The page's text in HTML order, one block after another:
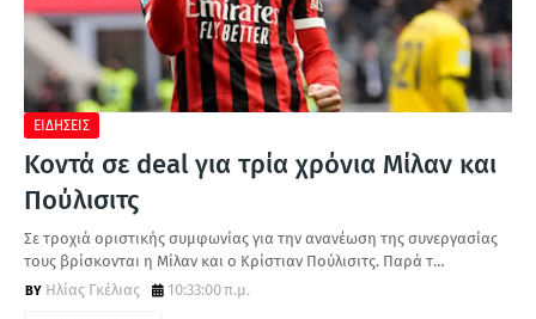
ΕΙΔΗΣΕΙΣ
Κοντά σε deal για τρία χρόνια Μίλαν και
Πούλισιτς
Σε τροχιά οριστικής συμφωνίας για την ανανέωση της συνεργασίας
τους βρίσκονται η Μίλαν και ο Κρίστιαν Πούλισιτς. Παρά τ…
Ηλίας Γκέλιας
10:33:00 π.μ.